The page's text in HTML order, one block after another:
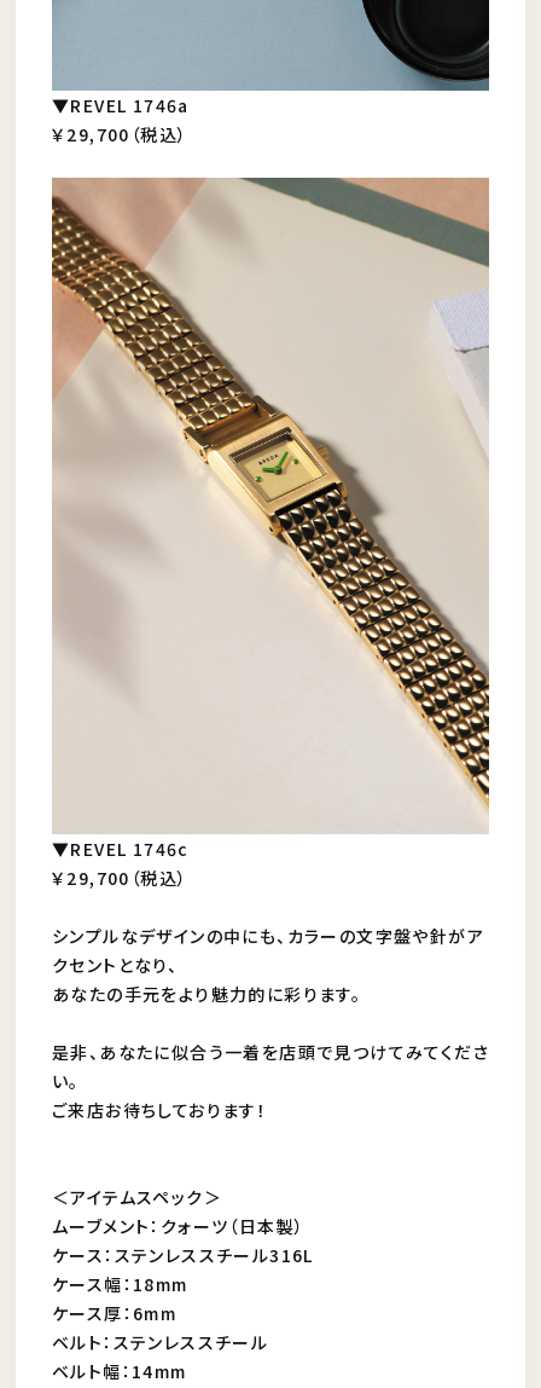
▼REVEL 1746a
￥29,700（税込）
▼REVEL 1746c
￥29,700（税込）
シンプルなデザインの中にも、カラーの文字盤や針がア
クセントとなり、
あなたの手元をより魅力的に彩ります。
是非、あなたに似合う一着を店頭で見つけてみてくださ
い。
ご来店お待ちしております！
＜アイテムスペック＞
ムーブメント：クォーツ（日本製）
ケース：ステンレススチール316L
ケース幅：18mm
ケース厚：6mm
ベルト：ステンレススチール
ベルト幅：14mm